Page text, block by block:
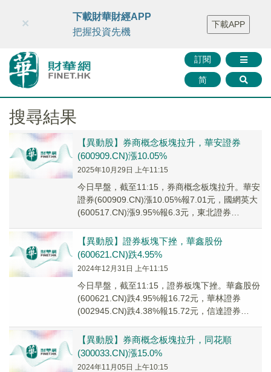
財華智庫網 FINTV FINMETA 財華證券 媒體矩陣
智庫沙龍
聯絡我們
訂閱
简
×
下載財華財經APP
把握投資先機
下載APP
搜尋結果
【異動股】券商概念板塊拉升，華安證券
(600909.CN)漲10.05%
2025年10月29日 上午11:15
今日早盤，截至11:15，券商概念板塊拉升。華安
證券(600909.CN)漲10.05%報7.01元，國網英大
(600517.CN)漲9.95%報6.3元，東北證券
【異動股】證券板塊下挫，華鑫股份
(600621.CN)跌4.95%
2024年12月31日 上午11:15
今日早盤，截至11:15，證券板塊下挫。華鑫股份
(600621.CN)跌4.95%報16.72元，華林證券
(002945.CN)跌4.38%報15.72元，信達證券
【異動股】券商概念板塊拉升，同花順
(300033.CN)漲15.0%
2024年11月05日 上午10:15